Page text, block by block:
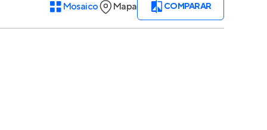
Entrar no Apto
Correção do INCC
Mosaico Mapa COMPARAR